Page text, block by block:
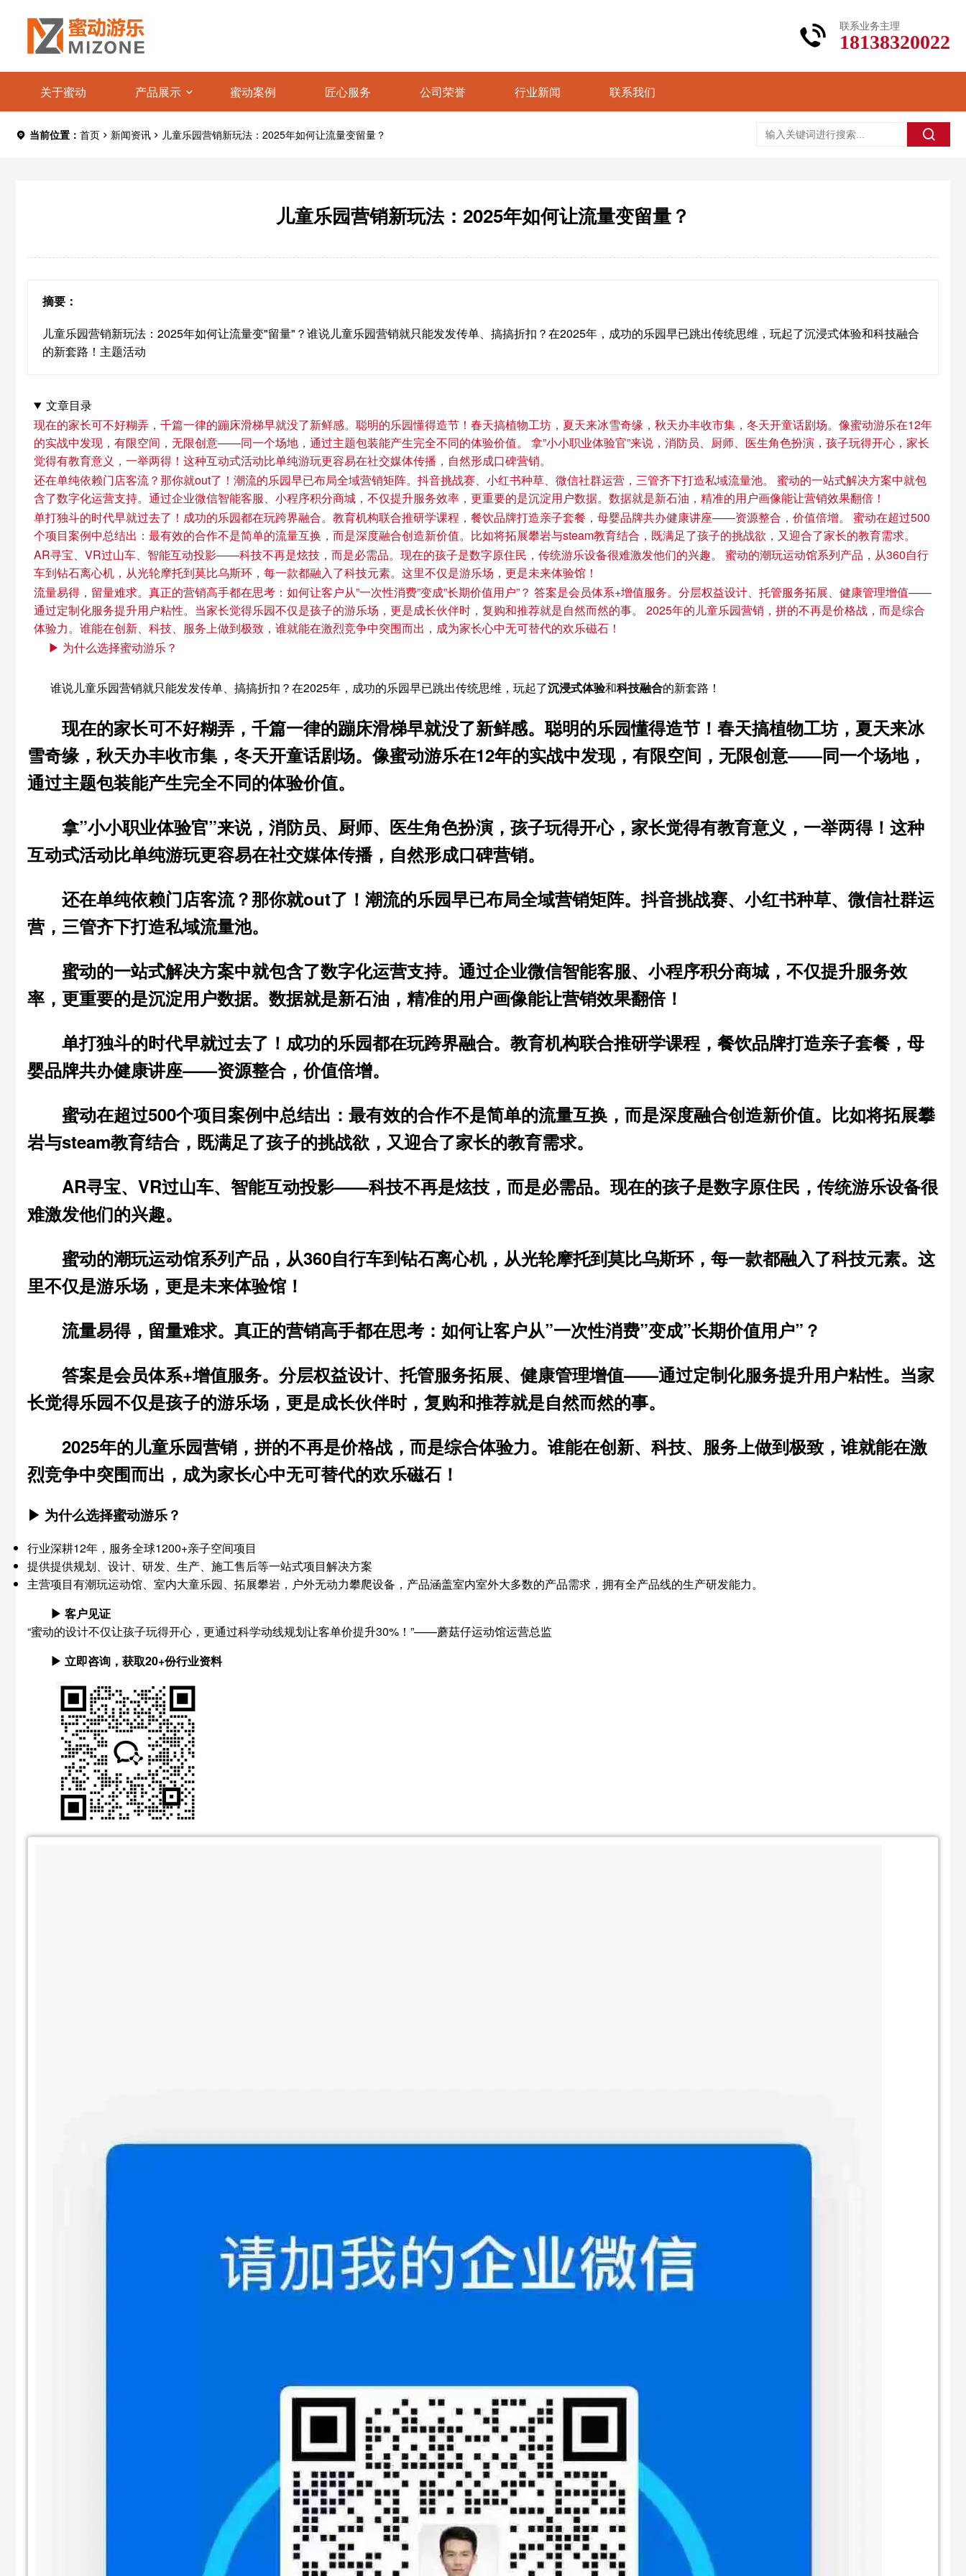
联系业务主理
18138320022
关于蜜动 产品展示 蜜动案例 匠心服务 公司荣誉 行业新闻 联系我们
当前位置： 首页 新闻资讯 儿童乐园营销新玩法：2025年如何让流量变留量？
儿童乐园营销新玩法：2025年如何让流量变留量？
摘要：
儿童乐园营销新玩法：2025年如何让流量变"留量"？谁说儿童乐园营销就只能发发传单、搞搞折扣？在2025年，成功的乐园早已跳出传统思维，玩起了沉浸式体验和科技融合
的新套路！主题活动
文章目录
现在的家长可不好糊弄，千篇一律的蹦床滑梯早就没了新鲜感。聪明的乐园懂得造节！春天搞植物工坊，夏天来冰雪奇缘，秋天办丰收市集，冬天开童话剧场。像蜜动游乐在12年
的实战中发现，有限空间，无限创意——同一个场地，通过主题包装能产生完全不同的体验价值。 拿”小小职业体验官”来说，消防员、厨师、医生角色扮演，孩子玩得开心，家长
觉得有教育意义，一举两得！这种互动式活动比单纯游玩更容易在社交媒体传播，自然形成口碑营销。
还在单纯依赖门店客流？那你就out了！潮流的乐园早已布局全域营销矩阵。抖音挑战赛、小红书种草、微信社群运营，三管齐下打造私域流量池。 蜜动的一站式解决方案中就包
含了数字化运营支持。通过企业微信智能客服、小程序积分商城，不仅提升服务效率，更重要的是沉淀用户数据。数据就是新石油，精准的用户画像能让营销效果翻倍！
单打独斗的时代早就过去了！成功的乐园都在玩跨界融合。教育机构联合推研学课程，餐饮品牌打造亲子套餐，母婴品牌共办健康讲座——资源整合，价值倍增。 蜜动在超过500
个项目案例中总结出：最有效的合作不是简单的流量互换，而是深度融合创造新价值。比如将拓展攀岩与steam教育结合，既满足了孩子的挑战欲，又迎合了家长的教育需求。
AR寻宝、VR过山车、智能互动投影——科技不再是炫技，而是必需品。现在的孩子是数字原住民，传统游乐设备很难激发他们的兴趣。 蜜动的潮玩运动馆系列产品，从360自行
车到钻石离心机，从光轮摩托到莫比乌斯环，每一款都融入了科技元素。这里不仅是游乐场，更是未来体验馆！
流量易得，留量难求。真正的营销高手都在思考：如何让客户从”一次性消费”变成”长期价值用户”？ 答案是会员体系+增值服务。分层权益设计、托管服务拓展、健康管理增值——
通过定制化服务提升用户粘性。当家长觉得乐园不仅是孩子的游乐场，更是成长伙伴时，复购和推荐就是自然而然的事。 2025年的儿童乐园营销，拼的不再是价格战，而是综合
体验力。谁能在创新、科技、服务上做到极致，谁就能在激烈竞争中突围而出，成为家长心中无可替代的欢乐磁石！
▶ 为什么选择蜜动游乐？
谁说儿童乐园营销就只能发发传单、搞搞折扣？在2025年，成功的乐园早已跳出传统思维，玩起了沉浸式体验和科技融合的新套路！
现在的家长可不好糊弄，千篇一律的蹦床滑梯早就没了新鲜感。聪明的乐园懂得造节！ 春天搞植物工坊，夏天来冰
雪奇缘，秋天办丰收市集，冬天开童话剧场。像蜜动游乐在12年的实战中发现， 有限空间，无限创意——同一个场地，
通过主题包装能产生完全不同的体验价值。
拿”小小职业体验官”来说，消防员、厨师、医生角色扮演，孩子玩得开心，家长觉得有教育意义，一举两得！这种
互动式活动比单纯游玩更容易在社交媒体传播，自然形成口碑营销。
还在单纯依赖门店客流？那你就out了！ 潮流的乐园早已布局全域营销矩阵。抖音挑战赛、小红书种草、微信社群运
营，三管齐下打造私域流量池。
蜜动的一站式解决方案中就包含了数字化运营支持。通过企业微信智能客服、小程序积分商城，不仅提升服务效
率，更重要的是沉淀用户数据。 数据就是新石油 ，精准的用户画像能让营销效果翻倍！
单打独斗的时代早就过去了！ 成功的乐园都在玩跨界融合。教育机构联合推研学课程，餐饮品牌打造亲子套餐，母
婴品牌共办健康讲座——资源整合，价值倍增。
蜜动在超过500个项目案例中总结出：最有效的合作不是简单的流量互换，而是深度融合创造新价值。比如将拓展攀
岩与steam教育结合，既满足了孩子的挑战欲 ，又迎合了家长的教育需求。
AR寻宝、VR过山车、智能互动投影——科技不再是炫技，而是必需品。现在的孩子是数字原住民，传统游乐设备很
难激发他们的兴趣。
蜜动的潮玩运动馆系列产品，从360自行车到钻石离心机，从光轮摩托到莫比乌斯环，每一款都融入了科技元素。这
里不仅是游乐场，更是未来体验馆 ！
流量易得，留量难求。 真正的营销高手都在思考：如何让客户从”一次性消费”变成”长期价值用户”？
答案是会员体系+增值服务。分层权益设计、托管服务拓展、健康管理增值——通过定制化服务提升用户粘性。当家
长觉得乐园不仅是孩子的游乐场，更是成长伙伴时， 复购和推荐就是自然而然的事。
2025年的儿童乐园营销，拼的不再是价格战，而是综合体验力。谁能在创新、科技、服务上做到极致，谁就能在激
烈竞争中突围而出，成为家长心中无可替代的欢乐磁石 ！
▶ 为什么选择蜜动游乐？
行业深耕12年，服务全球1200+亲子空间项目
提供提供规划、设计、研发、生产、施工售后等一站式项目解决方案
主营项目有潮玩运动馆、室内大童乐园、拓展攀岩，户外无动力攀爬设备，产品涵盖室内室外大多数的产品需求，拥有全产品线的生产研发能力。
▶ 客户见证
“蜜动的设计不仅让孩子玩得开心，更通过科学动线规划让客单价提升30%！”——蘑菇仔运动馆运营总监
▶ 立即咨询，获取20+份行业资料